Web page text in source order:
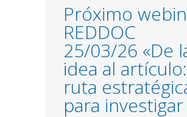
Próximo
REDDOC
25/03/26 «De
idea al artículo:
ruta
para